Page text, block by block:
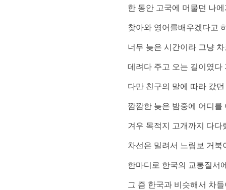
한 동안 고국에 머물던 나
찾아와 영어를배우겠다고
너무 늦은 시간이라 그냥
데려다 주고 오는 길이였다
다만 친구의 말에 따라 갔
깜깜한 늦은 밤중에 어디
겨우 목적지 고개까지 다다
차선은 밀려서 느림보 거
한마디로 한국의 교통질서
그 즘 한국과 비슷해서 차